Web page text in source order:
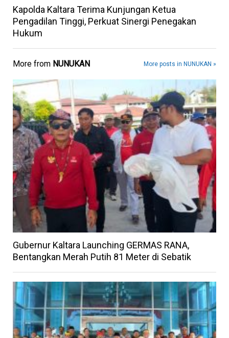
Kapolda Kaltara Terima Kunjungan Ketua
Pengadilan Tinggi, Perkuat Sinergi Penegakan
Hukum
More from NUNUKAN More posts in NUNUKAN »
Gubernur Kaltara Launching GERMAS RANA,
Bentangkan Merah Putih 81 Meter di Sebatik